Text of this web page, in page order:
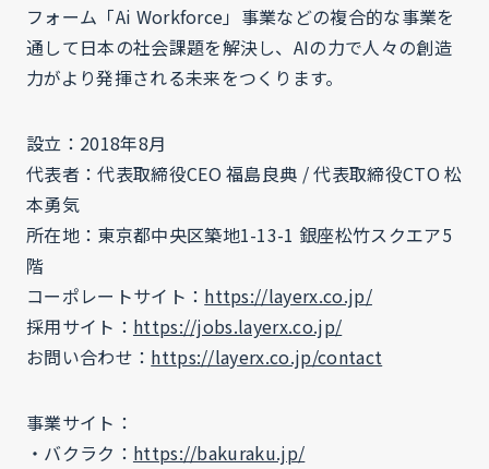
フォーム「Ai Workforce」事業などの複合的な事業を
通して日本の社会課題を解決し、AIの力で人々の創造
力がより発揮される未来をつくります。
設立：2018年8月
代表者：代表取締役CEO 福島良典 / 代表取締役CTO 松
本勇気
所在地：東京都中央区築地1-13-1 銀座松竹スクエア5
階
コーポレートサイト： https://layerx.co.jp/
採用サイト： https://jobs.layerx.co.jp/
お問い合わせ： https://layerx.co.jp/contact
事業サイト：
・バクラク： https://bakuraku.jp/